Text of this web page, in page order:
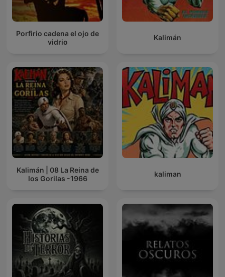
Porfirio cadena el ojo de
vidrio
Kalimán
Kalimán | 08 La Reina de
los Gorilas -1966
kaliman